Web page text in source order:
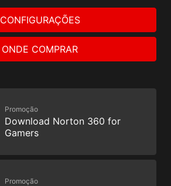
CONFIGURAÇÕES
ONDE COMPRAR
Promoção
Download Norton 360 for
Gamers
Promoção